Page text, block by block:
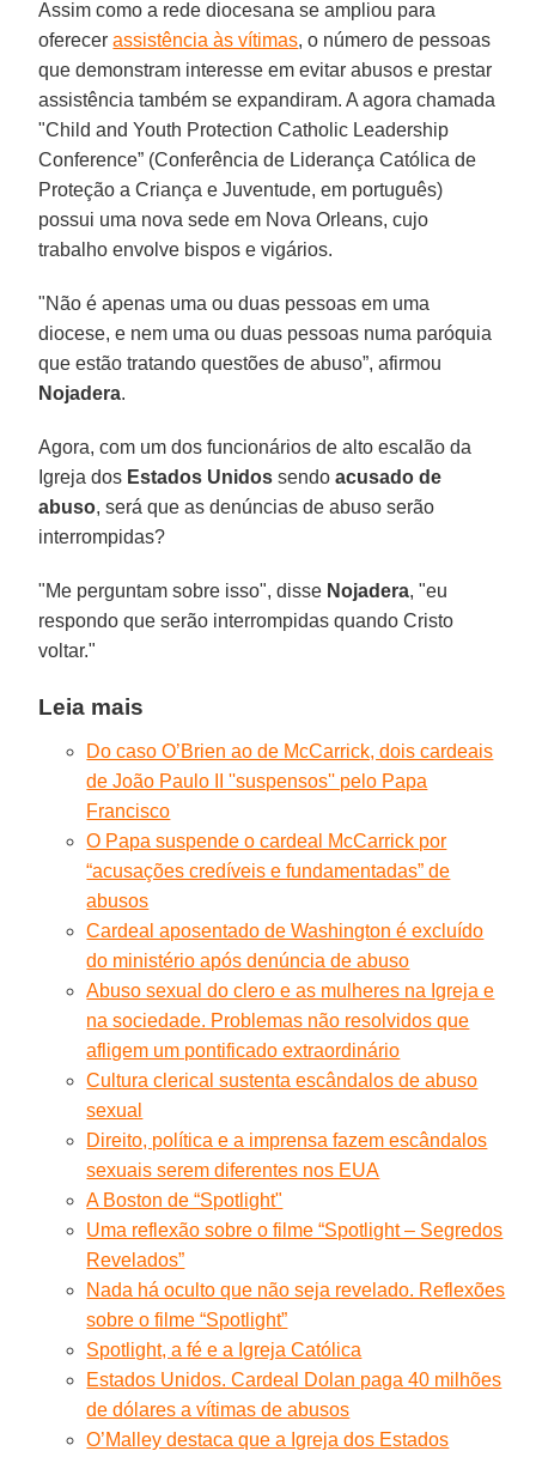
Assim como a rede diocesana se ampliou para
oferecerassistência às vítimas, o número de pessoas
que demonstram interesse em evitar abusos e prestar
assistência também se expandiram. A agora chamada
"Child and Youth Protection Catholic Leadership
Conference” (Conferência de Liderança Católica de
Proteção a Criança e Juventude, em português)
possui uma nova sede em Nova Orleans, cujo
trabalho envolve bispos e vigários.
"Não é apenas uma ou duas pessoas em uma
diocese, e nem uma ou duas pessoas numa paróquia
que estão tratando questões de abuso”, afirmou
Nojadera.
Agora, com um dos funcionários de alto escalão da
Igreja dos Estados Unidos sendoacusado de
abuso, será que as denúncias de abuso serão
interrompidas?
"Me perguntam sobre isso", disse Nojadera, "eu
respondo que serão interrompidas quando Cristo
voltar."
Leia mais
Do caso O’Brien ao de McCarrick, dois cardeais
de João Paulo II ''suspensos'' pelo Papa
Francisco
O Papa suspende o cardeal McCarrick por
“acusações credíveis e fundamentadas” de
abusos
Cardeal aposentado de Washington é excluído
do ministério após denúncia de abuso
Abuso sexual do clero e as mulheres na Igreja e
na sociedade. Problemas não resolvidos que
afligem um pontificado extraordinário
Cultura clerical sustenta escândalos de abuso
sexual
Direito, política e a imprensa fazem escândalos
sexuais serem diferentes nos EUA
A Boston de “Spotlight"
Uma reflexão sobre o filme “Spotlight – Segredos
Revelados”
Nada há oculto que não seja revelado. Reflexões
sobre o filme “Spotlight”
Spotlight, a fé e a Igreja Católica
Estados Unidos. Cardeal Dolan paga 40 milhões
de dólares a vítimas de abusos
O’Malley destaca que a Igreja dos Estados